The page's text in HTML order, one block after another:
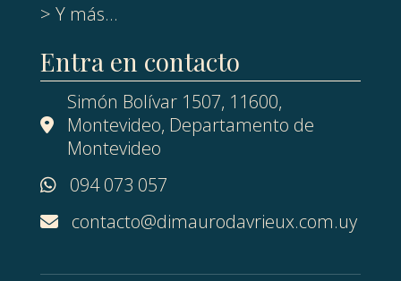
> Y más...
Entra en contacto
Simón Bolívar 1507, 11600,
Montevideo, Departamento de
Montevideo
094 073 057
contacto@dimaurodavrieux.com.uy